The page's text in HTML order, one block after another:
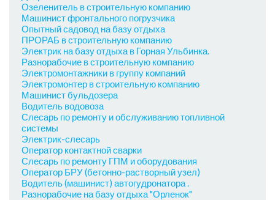
Озеленитель в строительную компанию
Машинист фронтального погрузчика
Опытный садовод на базу отдыха
ПРОРАБ в строительную компанию
Электрик на базу отдыха в Горная Ульбинка.
Разнорабочие в строительную компанию
Электромонтажники в группу компаний
Электромонтер в строительную компанию
Машинист бульдозера
Водитель водовоза
Слесарь по ремонту и обслуживанию топливной
системы
Электрик-слесарь
Оператор контактной сварки
Слесарь по ремонту ГПМ и оборудования
Оператор БРУ (бетонно-растворный узел)
Водитель (машинист) автогудронатора .
Разнорабочие на базу отдыха "Орленок"